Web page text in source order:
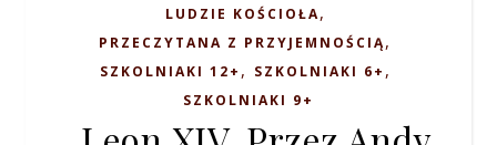
LUDZIE KOŚCIOŁA,
PRZECZYTANA Z PRZYJEMNOŚCIĄ,
SZKOLNIAKI 12+ , SZKOLNIAKI 6+ ,
SZKOLNIAKI 9+